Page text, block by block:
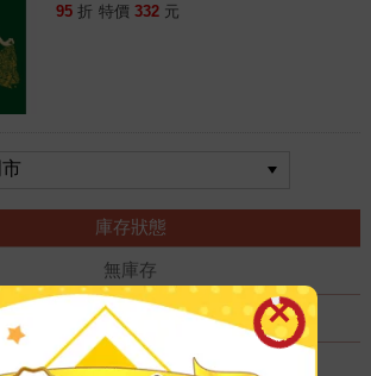
95 折 特價 332 元
庫存狀態
無庫存
無庫存
無庫存